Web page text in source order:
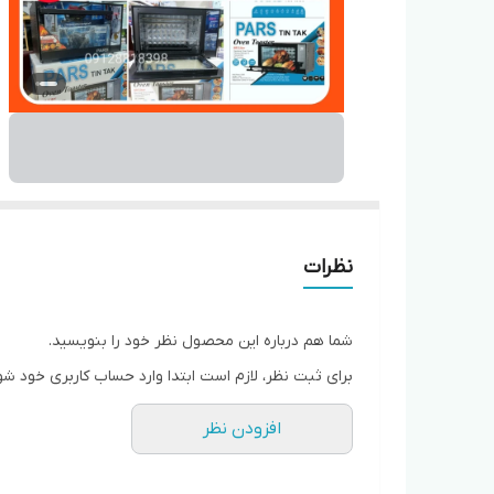
نظرات
شما هم درباره این محصول نظر خود را بنویسید.
برای ثبت نظر، لازم است ابتدا وارد حساب کاربری خود
افزودن نظر